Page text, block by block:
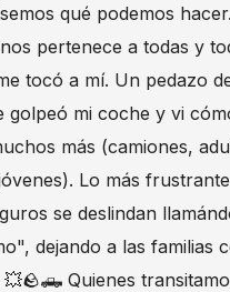
qué podemos
pertenece a todas y
tocó a mí. Un pedazo
golpeó mi coche y vi
más (camiones,
Lo más
se deslindan
dejando a las familias
Quienes